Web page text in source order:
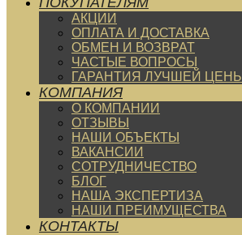
АКЦИИ
ОПЛАТА И ДОСТАВКА
ОБМЕН И ВОЗВРАТ
ЧАСТЫЕ ВОПРОСЫ
ГАРАНТИЯ ЛУЧШЕЙ ЦЕНЫ
КОМПАНИЯ
О КОМПАНИИ
ОТЗЫВЫ
НАШИ ОБЪЕКТЫ
ВАКАНСИИ
СОТРУДНИЧЕСТВО
БЛОГ
НАША ЭКСПЕРТИЗА
НАШИ ПРЕИМУЩЕСТВА
КОНТАКТЫ